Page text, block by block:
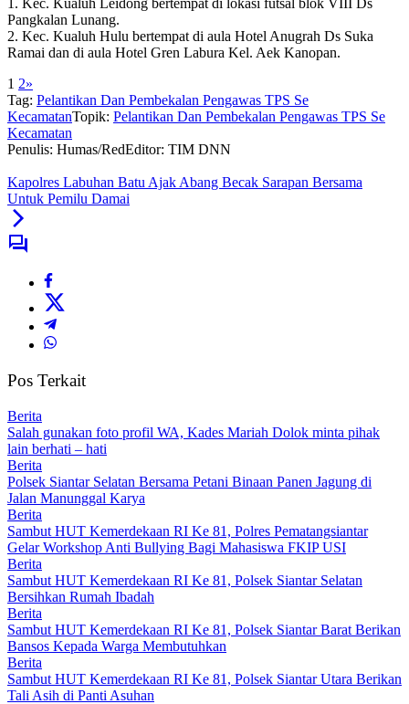
1. Kec. Kualuh Leidong bertempat di lokasi futsal blok VIII Ds
Pangkalan Lunang.
2. Kec. Kualuh Hulu bertempat di aula Hotel Anugrah Ds Suka
Ramai dan di aula Hotel Gren Labura Kel. Aek Kanopan.
1 2»
Tag: Pelantikan Dan Pembekalan Pengawas TPS Se
KecamatanTopik: Pelantikan Dan Pembekalan Pengawas TPS Se
Kecamatan
Penulis: Humas/RedEditor: TIM DNN
Kapolres Labuhan Batu Ajak Abang Becak Sarapan Bersama
Untuk Pemilu Damai
Pos Terkait
Berita
Salah gunakan foto profil WA, Kades Mariah Dolok minta pihak
lain berhati – hati
Berita
Polsek Siantar Selatan Bersama Petani Binaan Panen Jagung di
Jalan Manunggal Karya
Berita
Sambut HUT Kemerdekaan RI Ke 81, Polres Pematangsiantar
Gelar Workshop Anti Bullying Bagi Mahasiswa FKIP USI
Berita
Sambut HUT Kemerdekaan RI Ke 81, Polsek Siantar Selatan
Bersihkan Rumah Ibadah
Berita
Sambut HUT Kemerdekaan RI Ke 81, Polsek Siantar Barat Berikan
Bansos Kepada Warga Membutuhkan
Berita
Sambut HUT Kemerdekaan RI Ke 81, Polsek Siantar Utara Berikan
Tali Asih di Panti Asuhan